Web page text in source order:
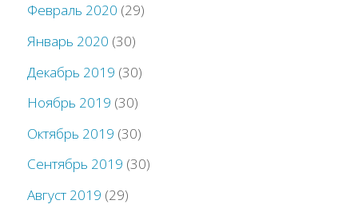
Февраль 2020 (29)
Январь 2020 (30)
Декабрь 2019 (30)
Ноябрь 2019 (30)
Октябрь 2019 (30)
Сентябрь 2019 (30)
Август 2019 (29)